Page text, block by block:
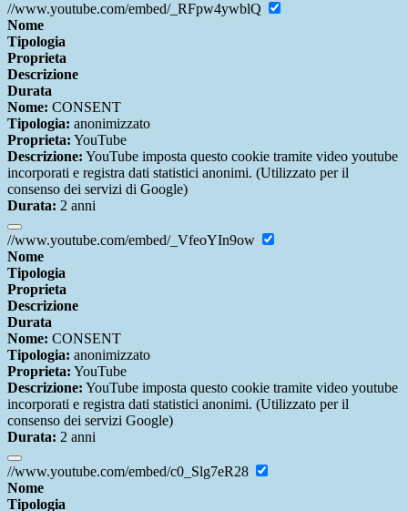
//www.youtube.com/embed/_RFpw4ywblQ
Nome
Tipologia
Proprieta
Descrizione
Durata
Nome: CONSENT
Tipologia: anonimizzato
Proprieta: YouTube
Descrizione: YouTube imposta questo cookie tramite video youtube
incorporati e registra dati statistici anonimi. (Utilizzato per il
consenso dei servizi di Google)
Durata: 2 anni
//www.youtube.com/embed/_VfeoYIn9ow
Nome
Tipologia
Proprieta
Descrizione
Durata
Nome: CONSENT
Tipologia: anonimizzato
Proprieta: YouTube
Descrizione: YouTube imposta questo cookie tramite video youtube
incorporati e registra dati statistici anonimi. (Utilizzato per il
consenso dei servizi Google)
Durata: 2 anni
//www.youtube.com/embed/c0_Slg7eR28
Nome
Tipologia